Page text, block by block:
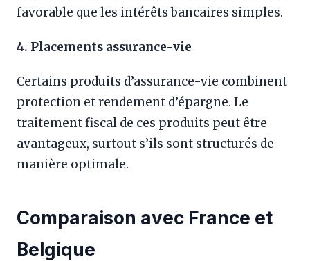
favorable que les intérêts bancaires simples.
4. Placements assurance-vie
Certains produits d’assurance-vie combinent
protection et rendement d’épargne. Le
traitement fiscal de ces produits peut être
avantageux, surtout s’ils sont structurés de
manière optimale.
Comparaison avec France et
Belgique